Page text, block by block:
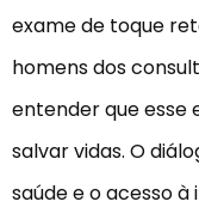
exame de toque
homens dos
entender que esse
salvar vidas. O
saúde e o acesso